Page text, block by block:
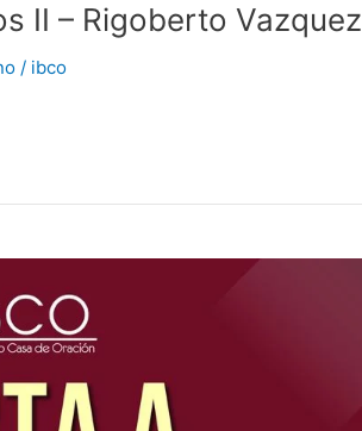
II – Rigoberto Vazquez
/ ibco